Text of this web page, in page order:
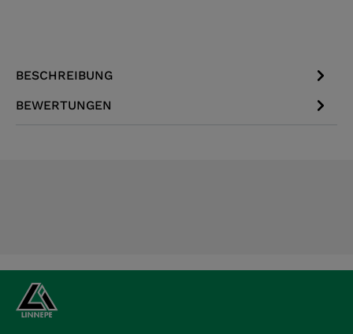
BESCHREIBUNG
BEWERTUNGEN